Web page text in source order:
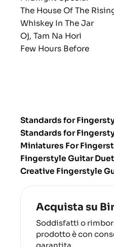
The House Of The
Whiskey In The Jar
Oj, Tam Na Hori
Few Hours Before
Standards for
Standards for
Miniatures For
Fingerstyle Guitar
Creative Fingerstyle
Acquista su
Soddisfatti o
prodotto è con